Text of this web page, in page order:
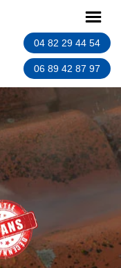
04 82 29 44 54
06 89 42 87 97